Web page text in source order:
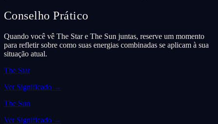
Conselho Prático
Quando você vê The Star e The Sun juntas, reserve um momento
para refletir sobre como suas energias combinadas se aplicam à sua
situação atual.
The Star
Ver Significado →
The Sun
Ver Significado →